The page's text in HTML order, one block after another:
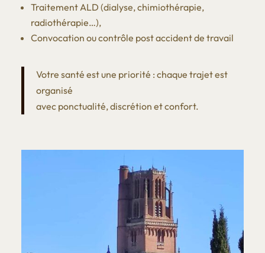
Traitement ALD (dialyse, chimiothérapie,
radiothérapie…),
Convocation ou contrôle post accident de travail
Votre santé est une priorité : chaque trajet est
organisé
avec ponctualité, discrétion et confort.